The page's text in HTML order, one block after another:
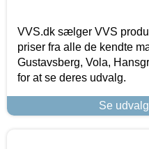
VVS.dk sælger VVS
priser fra alle de kendte
Gustavsberg, Vola,
for at se deres udvalg.
Se